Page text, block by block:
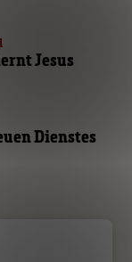
Jesus
Dienstes